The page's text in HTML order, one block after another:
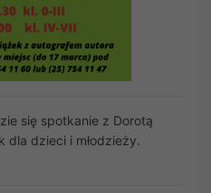
się spotkanie z Dorotą
dla dzieci i młodzieży.